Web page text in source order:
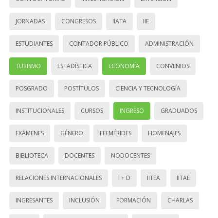
JORNADAS CONGRESOS IIATA IIE
ESTUDIANTES CONTADOR PÚBLICO ADMINISTRACIÓN
TURISMO ESTADÍSTICA ECONOMÍA CONVENIOS
POSGRADO POSTÍTULOS CIENCIA Y TECNOLOGÍA
INSTITUCIONALES CURSOS INGRESO GRADUADOS
EXÁMENES GÉNERO EFEMÉRIDES HOMENAJES
BIBLIOTECA DOCENTES NODOCENTES
RELACIONES INTERNACIONALES I + D IITEA IITAE
INGRESANTES INCLUSIÓN FORMACIÓN CHARLAS